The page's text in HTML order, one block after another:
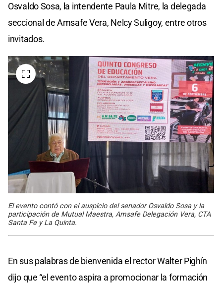
Osvaldo Sosa, la intendente Paula Mitre, la delegada
seccional de Amsafe Vera, Nelcy Suligoy, entre otros
invitados.
El evento contó con el auspicio del senador Osvaldo Sosa y la
participación de Mutual Maestra, Amsafe Delegación Vera, CTA
Santa Fe y La Quinta.
En sus palabras de bienvenida el rector Walter Pighín
dijo que “el evento aspira a promocionar la formación